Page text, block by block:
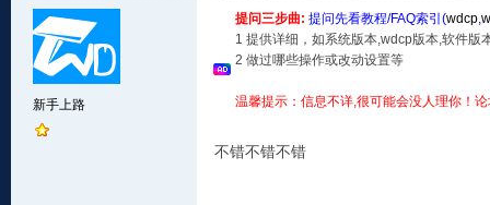
新手上路
提问三步曲: 提问先看教程/FAQ索引(wdcp,
1 提供详细，如系统版本,wdcp版本,软件版
2 做过哪些操作或改动设置等
温馨提示：信息不详,很可能会没人理你！
不错不错不错